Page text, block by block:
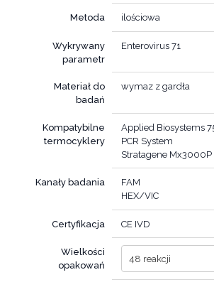
Metoda ilościowa
Wykrywany
parametr
Enterovirus 71
Materiał do
badań
wymaz z gardła
Kompatybilne
termocyklery
Applied Biosystems
PCR System
Stratagene Mx3000P
Kanały badania
FAM
HEX/VIC
Certyfikacja CE IVD
Wielkości
opakowań
48 reakcji